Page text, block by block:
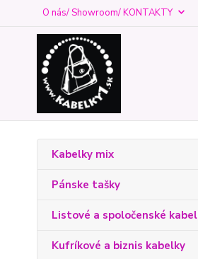
O nás/ Showroom/ KONTAKTY
Kabelky mix
Pánske tašky
Listové a spoločenské
Kufríkové a biznis kabelky